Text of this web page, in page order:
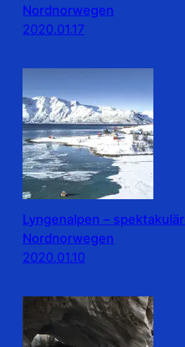
Nordnorwegen
2020.01.17
Lyngenalpen –
Nordnorwegen
2020.01.10